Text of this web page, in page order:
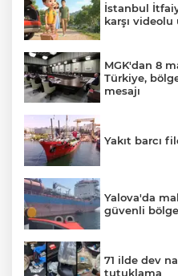
İstanbul
karşı videolu
MGK'dan 8
Türkiye,
mesajı
Yakıt barcı
Yalova'da
güvenli
71 ilde dev
tutuklama